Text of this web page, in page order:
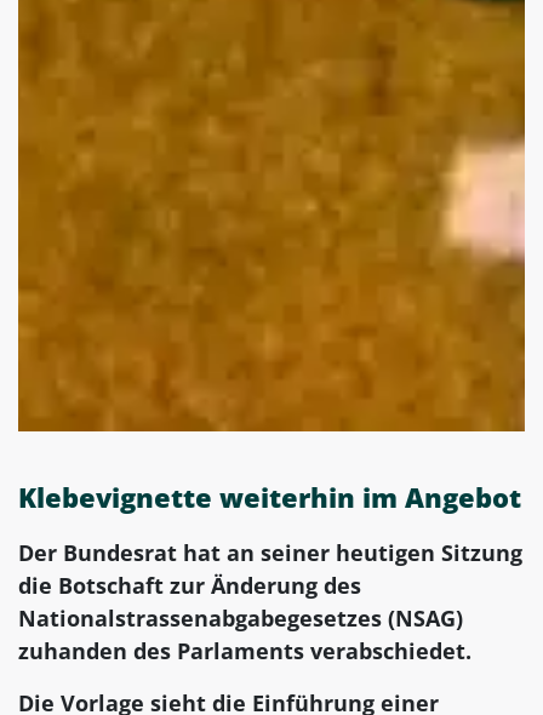
Klebevignette weiterhin im Angebot
Der Bundesrat hat an seiner heutigen Sitzung
die Botschaft zur Änderung des
Nationalstrassenabgabegesetzes (NSAG)
zuhanden des Parlaments verabschiedet.
Die Vorlage sieht die Einführung einer